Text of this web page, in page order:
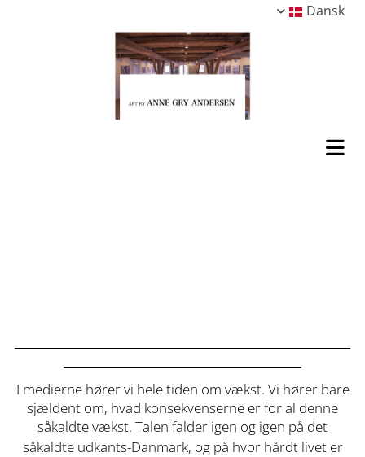
Dansk
I medierne hører vi hele tiden om vækst. Vi hører bare
sjældent om, hvad konsekvenserne er for al denne
såkaldte vækst. Talen falder igen og igen på det
såkaldte udkants-Danmark, og på hvor hårdt livet er